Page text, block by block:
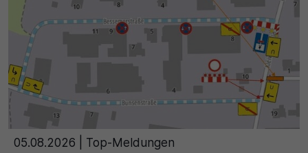
05.08.2026 | Top-Meldungen
SgCookieOptin.lastPreferences
Anbieter
Cookie Consent / Ahlen
Laufzeit
Laufzeit
Zweck
Wird für statistische Zwecke verwendet, um Details
wie die eindeutige Besucher-ID zu speichern.